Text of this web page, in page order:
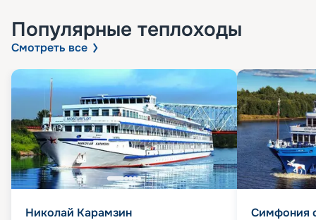
Популярные теплоходы
Смотреть все
Николай Карамзин
Симфония